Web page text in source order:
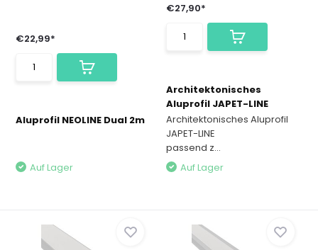
€22,99*
Aluprofil NEOLINE Dual 2m
Auf Lager
€27,90*
Architektonisches
Aluprofil JAPET-LINE
Architektonisches Aluprofil
JAPET-LINE
passend z...
Auf Lager